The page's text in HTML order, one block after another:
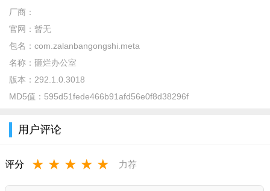
砸烂办公室游戏下载免广告是一款精致细腻3D画面的休闲减
压游戏，在游戏中玩家将扮演揭竿而起的打工人，暴揍老板、摧
毁办公室，尽情发泄自己的不满情绪与压力，不同武器攻击力、
攻击速度等属性都有不同，选一个趁手的武器，砸烂这间办公
室！
游戏亮点
要你去选择尝试。
2、逼真的场景模拟，让你可以在办公室中大展身手，用武力
厂商：
官网： 暂无
包名： com.zalanbangongshi.meta
名称： 砸烂办公室
版本： 292.1.0.3018
MD5值： 595d51fede466b91afd56e0f8d38296f
用户评论
评分 ★ ★ ★ ★ ★ 力荐